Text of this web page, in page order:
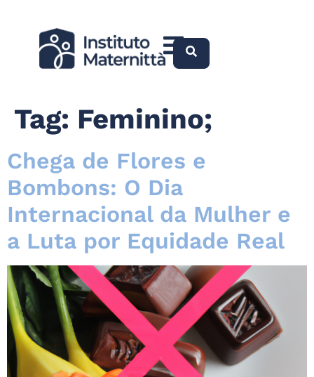
Tag: Feminino;
Chega de Flores e
Bombons: O Dia
Internacional da Mulher e
a Luta por Equidade Real